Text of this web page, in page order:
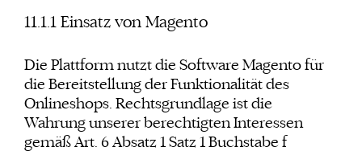
11.1.1 Einsatz von Magento
Die Plattform nutzt die Software Magento für
die Bereitstellung der Funktionalität des
Onlineshops. Rechtsgrundlage ist die
Wahrung unserer berechtigten Interessen
gemäß Art. 6 Absatz 1 Satz 1 Buchstabe f